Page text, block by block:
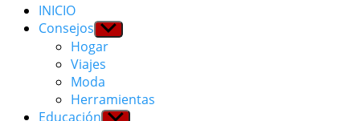
INICIO
Consejos Show
sub
menu
Hogar
Viajes
Moda
Herramientas
Educación Show